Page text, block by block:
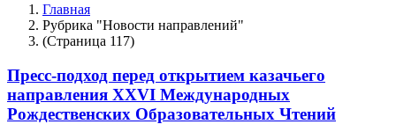
Главная
Рубрика "Новости направлений"
(Страница 117)
Пресс-подход перед открытием казачьего
направления XXVI Международных
Рождественских Образовательных Чтений